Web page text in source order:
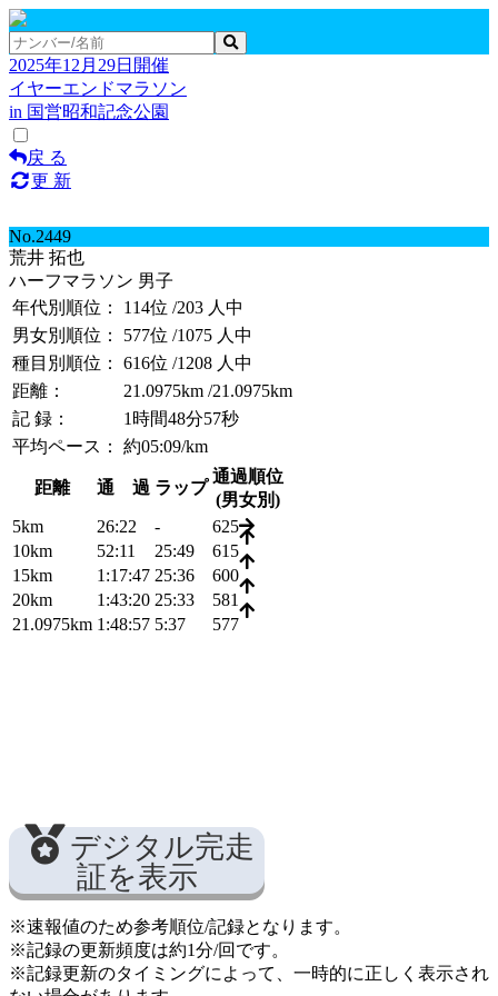
2025年12月29日開催
イヤーエンドマラソン
in 国営昭和記念公園
戻 る
更 新
No.2449
荒井 拓也
ハーフマラソン 男子
年代別順位：
114位 /203 人中
男女別順位：
577位 /1075 人中
種目別順位：
616位 /1208 人中
距離：
21.0975km /21.0975km
記 録：
1時間48分57秒
平均ペース：
約05:09/km
距離 通 過 ラップ
通過順位
(男女別)
5km
26:22 -
625
10km
52:11 25:49
615
15km
1:17:47 25:36
600
20km
1:43:20 25:33
581
21.0975km 1:48:57 5:37 577
デジタル完走
証を表示
※速報値のため参考順位/記録となります。
※記録の更新頻度は約1分/回です。
※記録更新のタイミングによって、一時的に正しく表示され